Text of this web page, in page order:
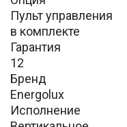
Пульт управления
в комплекте
Гарантия
12
Бренд
Energolux
Исполнение